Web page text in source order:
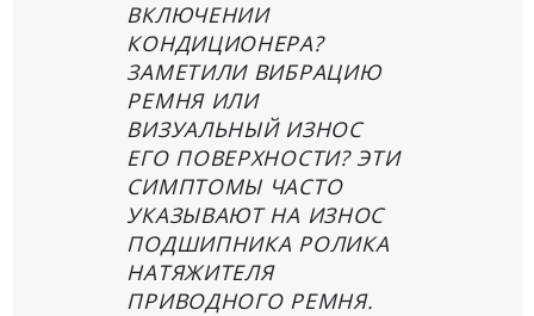
ВКЛЮЧЕНИИ
КОНДИЦИОНЕРА?
ЗАМЕТИЛИ ВИБРАЦИЮ
РЕМНЯ ИЛИ
ВИЗУАЛЬНЫЙ ИЗНОС
ЕГО ПОВЕРХНОСТИ? ЭТИ
СИМПТОМЫ ЧАСТО
УКАЗЫВАЮТ НА ИЗНОС
ПОДШИПНИКА РОЛИКА
НАТЯЖИТЕЛЯ
ПРИВОДНОГО РЕМНЯ.